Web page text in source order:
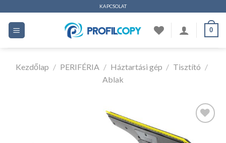
tartalomhoz
KAPCSOLAT
0
Kezdőlap / PERIFÉRIA / Háztartási gép / Tisztító /
Ablak
Kedvencekhez